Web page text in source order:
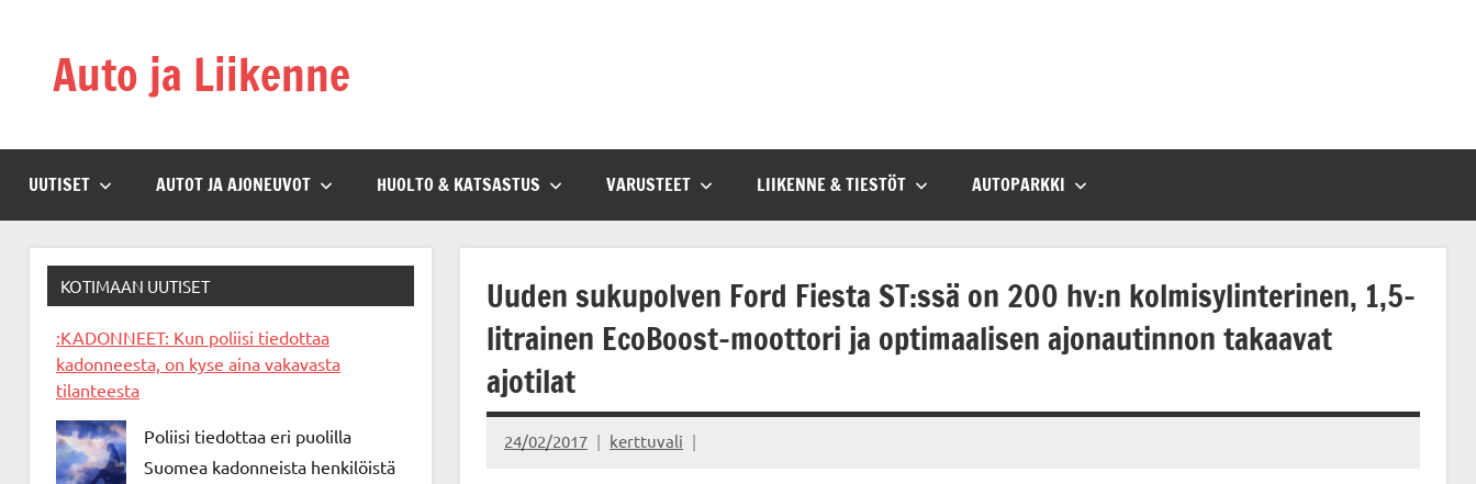
contentAuto ja Liikenne
UUTISET AUTOT JA AJONEUVOT HUOLTO & KATSASTUS VARUSTEET LIIKENNE & TIESTÖT AUTOPARKKI
Uuden sukupolven Ford Fiesta ST:ssä on 200 hv:n kolmisylinterinen, 1,5-
litrainen EcoBoost-moottori ja optimaalisen ajonautinnon takaavat
ajotilat
24/02/2017 kerttuvali
KOTIMAAN UUTISET
:KADONNEET: Kun poliisi tiedottaa
kadonneesta, on kyse aina vakavasta
tilanteesta
Poliisi tiedottaa eri puolilla
Suomea kadonneista henkilöistä